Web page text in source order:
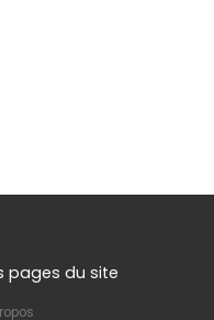
pages du site